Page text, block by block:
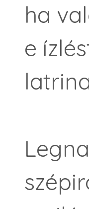
ha
e